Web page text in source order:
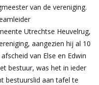
van de vereniging.
Utrechtse Heuvelrug,
aangezien hij al 10
van Else en Edwin
bestuur, was het in ieder
bestuurslid aan tafel te